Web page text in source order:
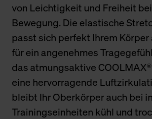
von Leichtigkeit und Freiheit
Bewegung. Die elastische
passt sich perfekt Ihrem Körper
für ein angenehmes
das atmungsaktive
eine hervorragende
bleibt Ihr Oberkörper auch bei
Trainingseinheiten kühl und